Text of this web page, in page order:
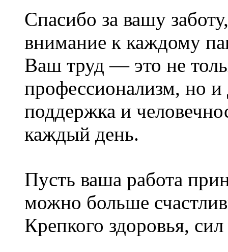
Спасибо за вашу
внимание к каждому
Ваш труд — это не
профессионализм, но и
поддержка и
каждый день.
Пусть ваша работа
можно больше
Крепкого здоровья,